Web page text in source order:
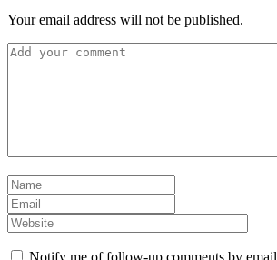
Your email address will not be published.
Notify me of follow-up comments by email.